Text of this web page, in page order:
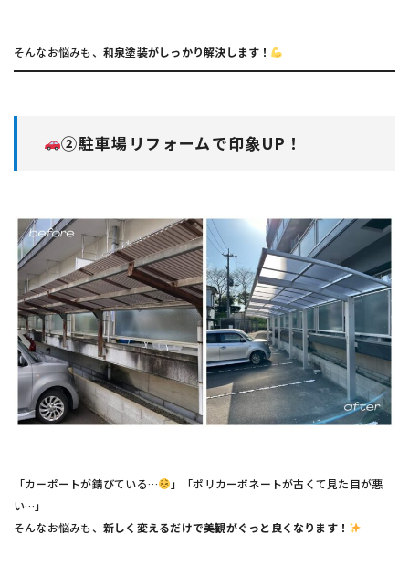
そんなお悩みも、 和泉塗装がしっかり解決します！
②駐車場リフォームで印象UP！
「カーポートが錆びている…
」「ポリカーボネートが古くて見た目が悪
い…」
そんなお悩みも、 新しく変えるだけで美観がぐっと良くなります！